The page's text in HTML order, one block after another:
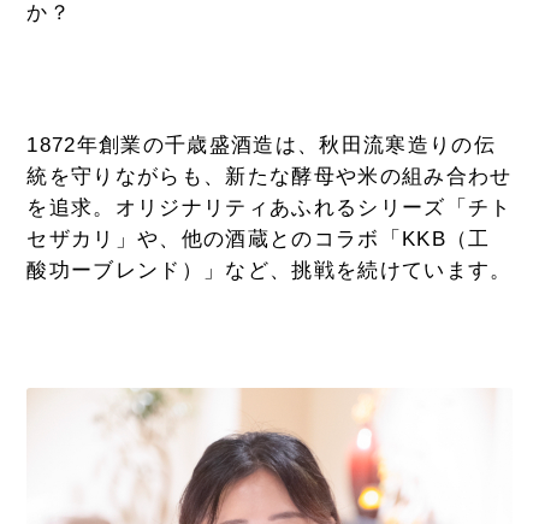
か？
1872年創業の千歳盛酒造は、秋田流寒造りの伝
統を守りながらも、新たな酵母や米の組み合わせ
を追求。オリジナリティあふれるシリーズ「チト
セザカリ」や、他の酒蔵とのコラボ「KKB（工
酸功ーブレンド）」など、挑戦を続けています。